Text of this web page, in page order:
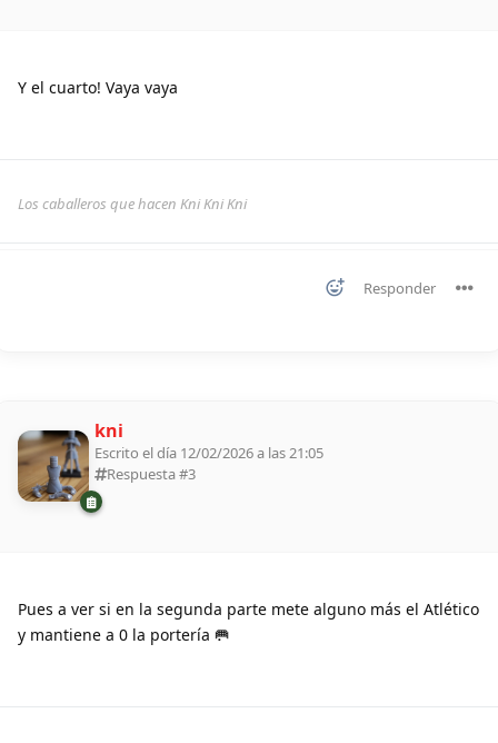
Y el cuarto! Vaya vaya
Los caballeros que hacen Kni Kni Kni
Responder
kni
Escrito el día 12/02/2026 a las 21:05
Respuesta #3
Pues a ver si en la segunda parte mete alguno más el Atlético
y mantiene a 0 la portería 🥅